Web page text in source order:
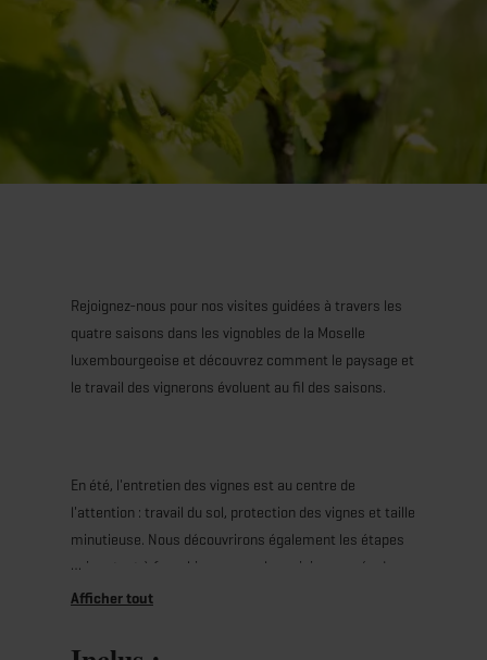
Rejoignez-nous pour nos visites guidées à travers les
quatre saisons dans les vignobles de la Moselle
luxembourgeoise et découvrez comment le paysage et
le travail des vignerons évoluent au fil des saisons.
En été, l'entretien des vignes est au centre de
l'attention : travail du sol, protection des vignes et taille
minutieuse. Nous découvrirons également les étapes
qui restent à franchir pour que les raisins gorgés de
soleil se transforment en un vin raffiné, tant dans le